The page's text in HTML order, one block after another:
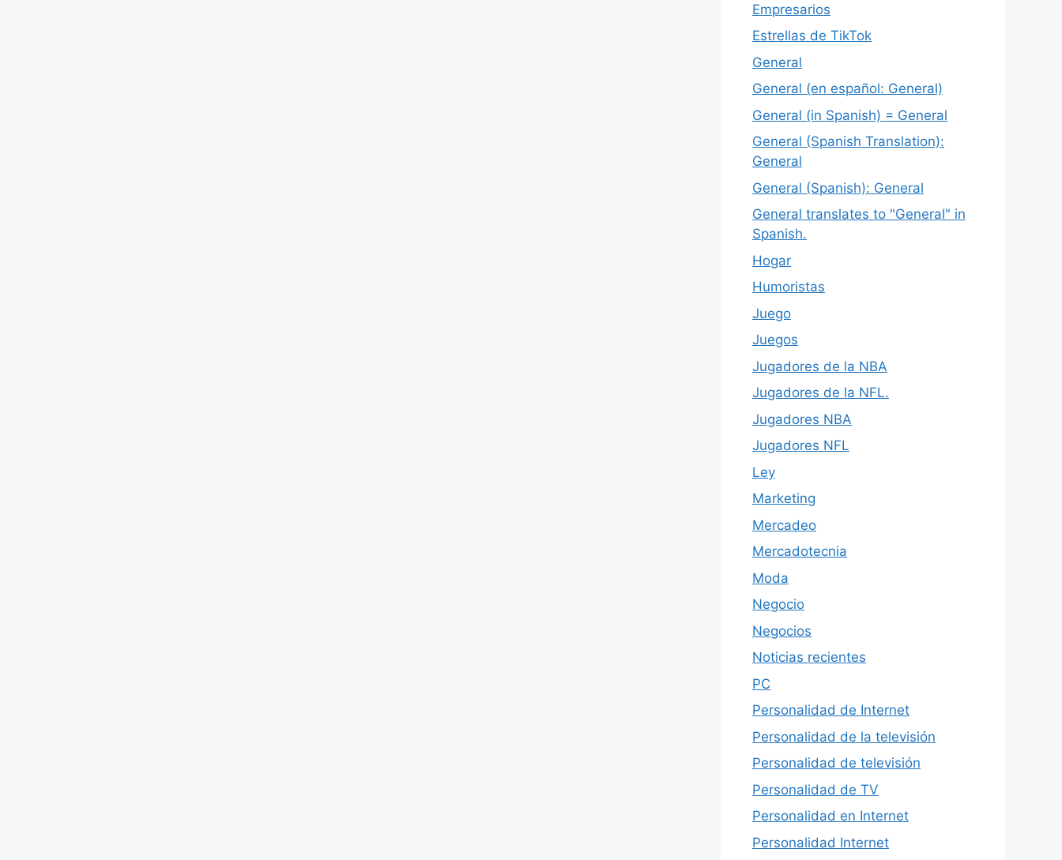
Empresarios
Estrellas de TikTok
General
General (en español: General)
General (in Spanish) = General
General (Spanish Translation):
General
General (Spanish): General
General translates to "General" in
Spanish.
Hogar
Humoristas
Juego
Juegos
Jugadores de la NBA
Jugadores de la NFL.
Jugadores NBA
Jugadores NFL
Ley
Marketing
Mercadeo
Mercadotecnia
Moda
Negocio
Negocios
Noticias recientes
PC
Personalidad de Internet
Personalidad de la televisión
Personalidad de televisión
Personalidad de TV
Personalidad en Internet
Personalidad Internet